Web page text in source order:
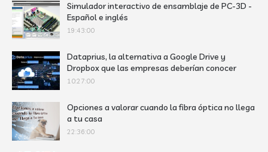
Simulador interactivo de ensamblaje de PC-3D -
Español e inglés
19:43:00
Dataprius, la alternativa a Google Drive y
Dropbox que las empresas deberían conocer
10:27:00
Opciones a valorar cuando la fibra óptica no llega
a tu casa
22:36:00